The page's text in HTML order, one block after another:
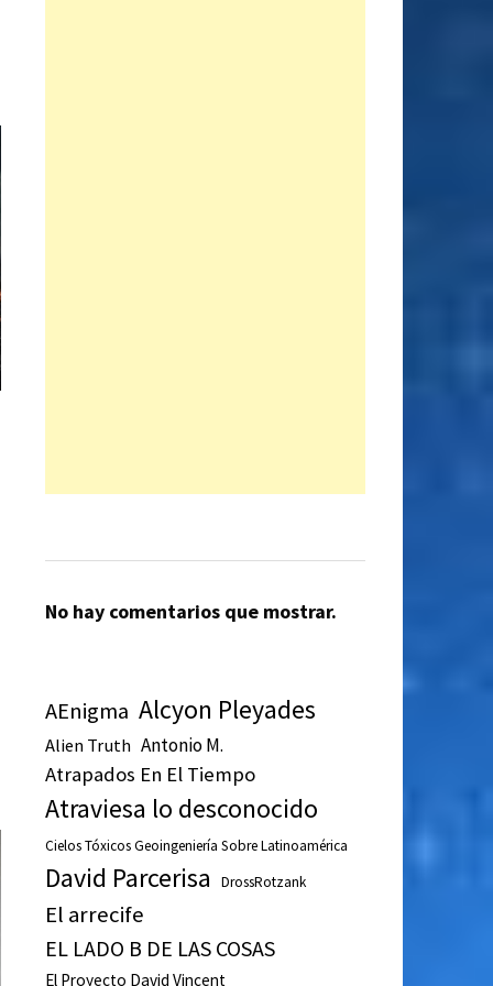
No hay comentarios que mostrar.
AEnigma Alcyon Pleyades
Alien Truth Antonio M.
Atrapados En El Tiempo
Atraviesa lo desconocido
Cielos Tóxicos Geoingeniería Sobre Latinoamérica
David Parcerisa DrossRotzank
El arrecife
EL LADO B DE LAS COSAS
El Proyecto David Vincent